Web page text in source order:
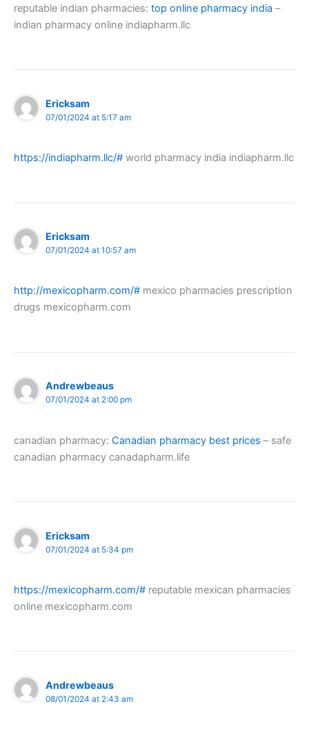
reputable indian pharmacies: top online pharmacy india –
indian pharmacy online indiapharm.llc
Ericksam
07/01/2024 at 5:17 am
https://indiapharm.llc/# world pharmacy india indiapharm.llc
Ericksam
07/01/2024 at 10:57 am
http://mexicopharm.com/# mexico pharmacies prescription
drugs mexicopharm.com
Andrewbeaus
07/01/2024 at 2:00 pm
canadian pharmacy: Canadian pharmacy best prices – safe
canadian pharmacy canadapharm.life
Ericksam
07/01/2024 at 5:34 pm
https://mexicopharm.com/# reputable mexican pharmacies
online mexicopharm.com
Andrewbeaus
08/01/2024 at 2:43 am